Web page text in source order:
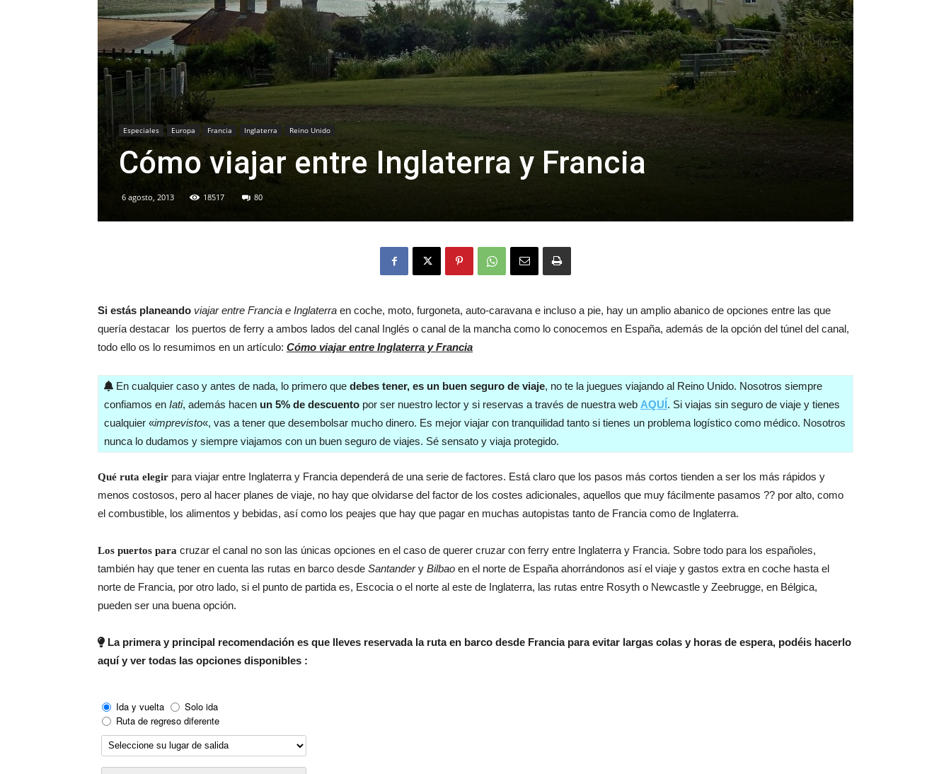
Eyes
Especiales Europa Francia Inglaterra Reino Unido
Cómo viajar entre Inglaterra y Francia
6 agosto, 2013 18517 80
Si estás planeando viajar entre Francia e Inglaterra en coche, moto, furgoneta, auto-caravana e incluso a pie, hay un amplio abanico de opciones entre las que
quería destacar los puertos de ferry a ambos lados del canal Inglés o canal de la mancha como lo conocemos en España, además de la opción del túnel del canal,
todo ello os lo resumimos en un artículo: Cómo viajar entre Inglaterra y Francia
En cualquier caso y antes de nada, lo primero quedebes tener, es un buen seguro de viaje, no te la juegues viajando al Reino Unido. Nosotros siempre
confiamos en Iati, además hacen un 5% de descuento por ser nuestro lector y si reservas a través de nuestra web AQUÍ. Si viajas sin seguro de viaje y tienes
cualquier «imprevisto«, vas a tener que desembolsar mucho dinero. Es mejor viajar con tranquilidad tanto si tienes un problema logístico como médico. Nosotros
nunca lo dudamos y siempre viajamos con un buen seguro de viajes. Sé sensato y viaja protegido.
Qué ruta elegir para viajar entre Inglaterra y Francia dependerá de una serie de factores. Está claro que los pasos más cortos tienden a ser los más rápidos y
menos costosos, pero al hacer planes de viaje, no hay que olvidarse del factor de los costes adicionales, aquellos que muy fácilmente pasamos ?? por alto, como
el combustible, los alimentos y bebidas, así como los peajes que hay que pagar en muchas autopistas tanto de Francia como de Inglaterra.
Los puertos para cruzar el canal no son las únicas opciones en el caso de querer cruzar con ferry entre Inglaterra y Francia. Sobre todo para los españoles,
también hay que tener en cuenta las rutas en barco desde Santandery Bilbao en el norte de España ahorrándonos así el viaje y gastos extra en coche hasta el
norte de Francia, por otro lado, si el punto de partida es, Escocia o el norte al este de Inglaterra, las rutas entre Rosyth o Newcastle y Zeebrugge, en Bélgica,
pueden ser una buena opción.
La primera y principal recomendación es que lleves reservada la ruta en barco desde Francia para evitar largas colas y horas de espera, podéis hacerlo
aquí y ver todas las opciones disponibles :